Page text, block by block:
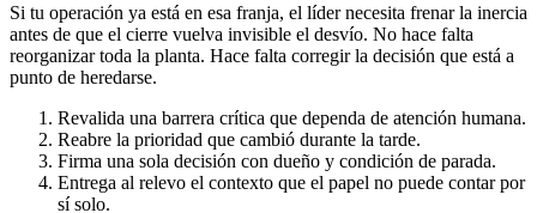
Si tu operación ya está en esa franja, el líder necesita frenar la inercia
antes de que el cierre vuelva invisible el desvío. No hace falta
reorganizar toda la planta. Hace falta corregir la decisión que está a
punto de heredarse.
Revalida una barrera crítica que dependa de atención humana.
Reabre la prioridad que cambió durante la tarde.
Firma una sola decisión con dueño y condición de parada.
Entrega al relevo el contexto que el papel no puede contar por
sí solo.